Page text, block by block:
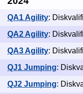
QA1 Agility:
QA2 Agility:
QA3 Agility:
QJ1 Jumping:
QJ2 Jumping: